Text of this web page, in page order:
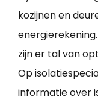
kozijnen en
zijn er tal van
Op
informatie over